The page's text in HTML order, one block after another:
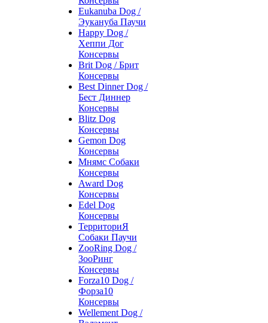
Eukanuba Dog /
Эукануба Паучи
Happy Dog /
Хеппи Дог
Консервы
Brit Dog / Брит
Консервы
Best Dinner Dog /
Бест Диннер
Консервы
Blitz Dog
Консервы
Gemon Dog
Консервы
Мнямс Собаки
Консервы
Award Dog
Консервы
Edel Dog
Консервы
ТерриториЯ
Собаки Паучи
ZooRing Dog /
ЗооРинг
Консервы
Forza10 Dog /
Форза10
Консервы
Wellement Dog /